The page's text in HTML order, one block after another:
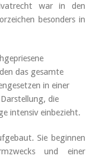
war in den
besonders in
das gesamte
in einer
die
intensiv einbezieht.
Sie beginnen
und einer